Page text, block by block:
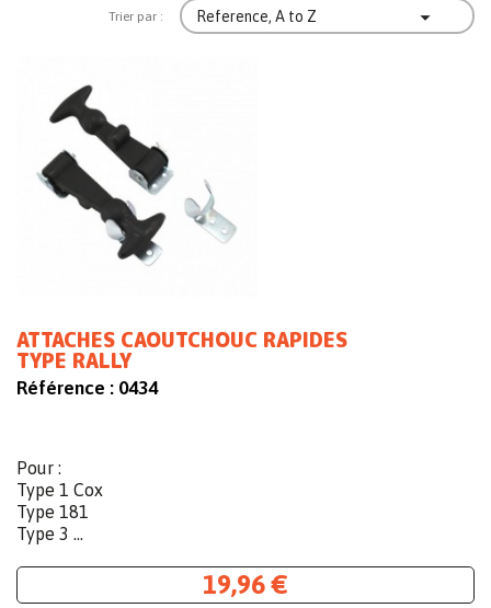
Trier par : Reference, A to Z 
ATTACHES CAOUTCHOUC RAPIDES
TYPE RALLY
Référence : 0434
Pour :
Type 1 Cox
Type 181
Type 3 ...
19,96 €